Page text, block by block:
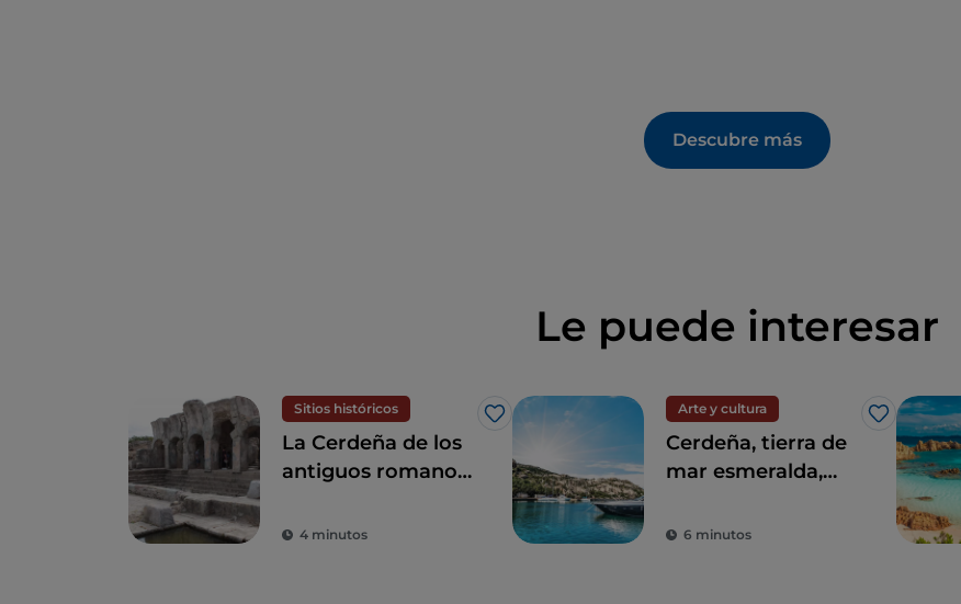
Descubre más
Le puede interesar
Sitios históricos
Me gusta
La Cerdeña de los
antiguos romanos,
anfiteatros y
4 minutos
Arte y cultura
Me gusta
Cerdeña, tierra de
mar esmeralda,
tradiciones
6 minutos